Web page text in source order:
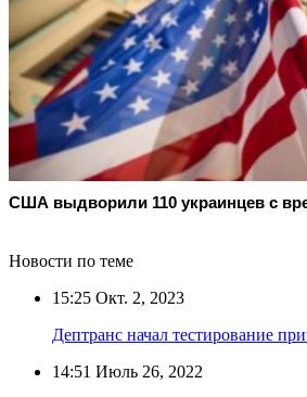
США выдворили 110 украинцев с
Новости по теме
15:25 Окт. 2, 2023
Дептранс начал тестирование
14:51 Июль 26, 2022